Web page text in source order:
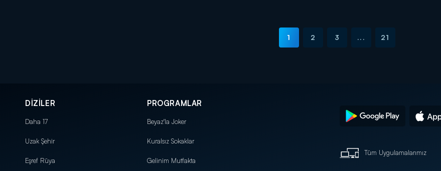
1 2 3 ... 21
DİZİLER
Daha 17
Uzak Şehir
Eşref Rüya
PROGRAMLAR
Beyaz'la Joker
Kuralsız Sokaklar
Gelinim Mutfakta
Tüm Uygulamalarımız